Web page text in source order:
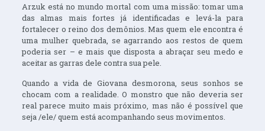
Arzuk está no mundo mortal com uma missão: tomar uma
das almas mais fortes já identificadas e levá-la para
fortalecer o reino dos demônios. Mas quem ele encontra é
uma mulher quebrada, se agarrando aos restos de quem
poderia ser – e mais que disposta a abraçar seu medo e
aceitar as garras dele contra sua pele.
Quando a vida de Giovana desmorona, seus sonhos se
chocam com a realidade. O monstro que não deveria ser
real parece muito mais próximo, mas não é possível que
seja /ele/ quem está acompanhando seus movimentos.